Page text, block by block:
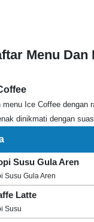
Menu Dan
menu Ice Coffee dengan
dinikmati dengan
Susu Gula Aren
Susu Gula Aren
Latte
Susu